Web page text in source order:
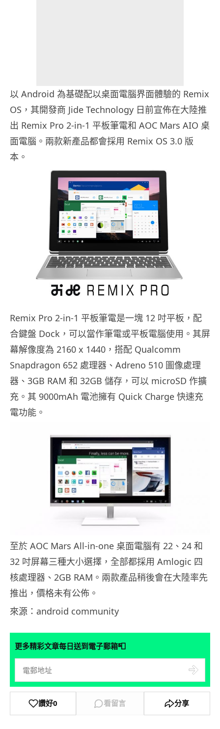
以 Android 為基礎配以桌面電腦界面體驗的 Remix
OS，其開發商 Jide Technology 日前宣佈在大陸推
出 Remix Pro 2-in-1 平板筆電和 AOC Mars AIO 桌
面電腦。兩款新產品都會採用 Remix OS 3.0 版
本。
Remix Pro 2-in-1 平板筆電是一塊 12 吋平板，配
合鍵盤 Dock，可以當作筆電或平板電腦使用。其屏
幕解像度為 2160 x 1440，搭配 Qualcomm
Snapdragon 652 處理器、Adreno 510 圖像處理
器、3GB RAM 和 32GB 儲存，可以 microSD 作擴
充。其 9000mAh 電池擁有 Quick Charge 快速充
電功能。
至於 AOC Mars All-in-one 桌面電腦有 22、24 和
32 吋屏幕三種大小選擇，全部都採用 Amlogic 四
核處理器、2GB RAM。兩款產品稍後會在大陸率先
推出，價格未有公佈。
來源：android community
更多精彩文章每日送到電子郵箱📮
讚好0 看留言 分享